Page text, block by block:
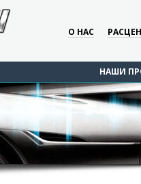
О НАС
НАШИ